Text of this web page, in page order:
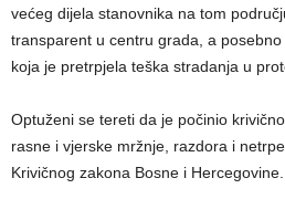
većeg dijela stanovnika na tom
transparent u centru grada, a
koja je pretrpjela teška stradanja u
Optuženi se tereti da je počinio
rasne i vjerske mržnje, razdora i
Krivičnog zakona Bosne i Hercegovine.